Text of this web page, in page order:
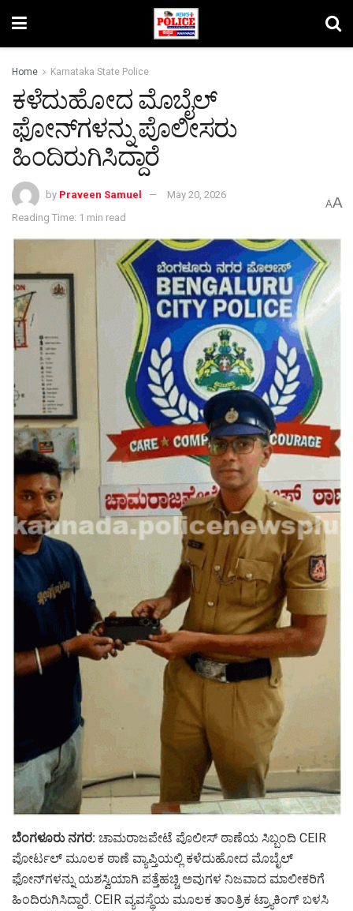
Home Karnataka State Police
ಕಳೆದುಹೋದ ಮೊಬೈಲ್
ಫೋನ್‌ಗಳನ್ನು ಪೊಲೀಸರು
ಹಿಂದಿರುಗಿಸಿದ್ದಾರೆ
by Praveen Samuel
May 20, 2026
Reading Time: 1 min read
AA
ಬೆಂಗಳೂರು ನಗರ: ಚಾಮರಾಜಪೇಟೆ ಪೊಲೀಸ್ ಠಾಣೆಯ ಸಿಬ್ಬಂದಿ CEIR
ಪೋರ್ಟಲ್ ಮೂಲಕ ಠಾಣೆ ವ್ಯಾಪ್ತಿಯಲ್ಲಿ ಕಳೆದುಹೋದ ಮೊಬೈಲ್
ಫೋನ್‌ಗಳನ್ನು ಯಶಸ್ವಿಯಾಗಿ ಪತ್ತೆಹಚ್ಚಿ ಅವುಗಳ ನಿಜವಾದ ಮಾಲೀಕರಿಗೆ
ಹಿಂದಿರುಗಿಸಿದ್ದಾರೆ. CEIR ವ್ಯವಸ್ಥೆಯ ಮೂಲಕ ತಾಂತ್ರಿಕ ಟ್ರ್ಯಾಕಿಂಗ್ ಬಳಸಿ